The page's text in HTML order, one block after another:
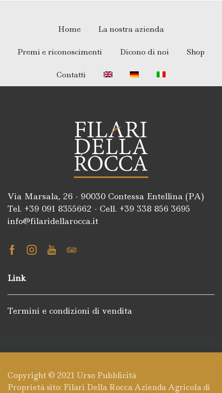
Home La nostra azienda
Premi e riconoscimenti Dicono di noi Shop
Contatti
Via Marsala, 26 - 90030 Contessa Entellina (PA)
Tel. +39 091 8355662 - Cell. +39 338 856 3695
info@filaridellarocca.it
Facebook
Instagram
Youtube
Link
Termini e condizioni di vendita
Copyright © 2021 Urso Pubblicità
Proprietà sito: Filari Della Rocca Azienda Agricola di